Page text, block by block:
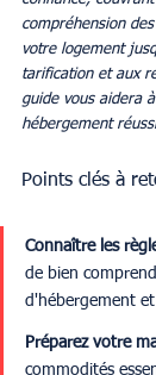
compréhension
votre logement
tarification et aux
guide vous aidera
hébergement
Points clés à
Connaître les
de bien
d'hébergement
Préparez votre
commodités